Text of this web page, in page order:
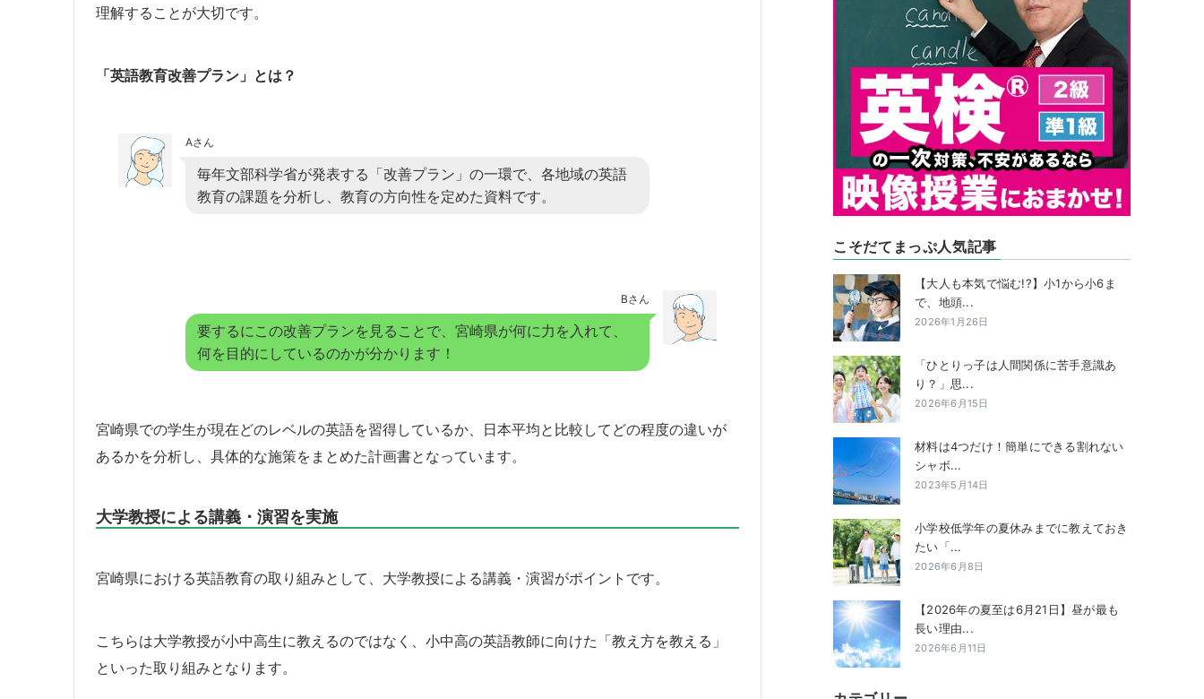
理解することが大切です。
「英語教育改善プラン」とは？
Aさん
毎年文部科学省が発表する「改善プラン」の一環で、各地域の英語
教育の課題を分析し、教育の方向性を定めた資料です。
Bさん
要するにこの改善プランを見ることで、宮崎県が何に力を入れて、
何を目的にしているのかが分かります！
宮崎県での学生が現在どのレベルの英語を習得しているか、日本平均と比較してどの程度の違いが
あるかを分析し、具体的な施策をまとめた計画書となっています。
大学教授による講義・演習を実施
宮崎県における英語教育の取り組みとして、大学教授による講義・演習がポイントです。
こちらは大学教授が小中高生に教えるのではなく、小中高の英語教師に向けた「教え方を教える」
といった取り組みとなります。
こそだてまっぷ人気記事
【大人も本気で悩む!?】小1から小6ま
で、地頭...
2026年1月26日
「ひとりっ子は人間関係に苦手意識あ
り？」思...
2026年6月15日
材料は4つだけ！簡単にできる割れない
シャボ...
2023年5月14日
小学校低学年の夏休みまでに教えておき
たい「...
2026年6月8日
【2026年の夏至は6月21日】昼が最も
長い理由...
2026年6月11日